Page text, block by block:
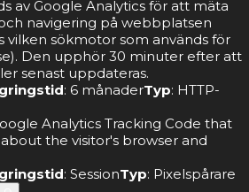
av Google Analytics för att mäta
navigering på webbplatsen
vilken sökmotor som används för
Den upphör 30 minuter efter att
senast uppdateras.
: 6 månaderTyp: HTTP-
Analytics Tracking Code that
the visitor's browser and
: SessionTyp: Pixelspårare